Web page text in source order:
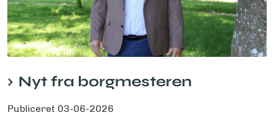
Nyt fra borgmesteren
Publiceret 03-06-2026